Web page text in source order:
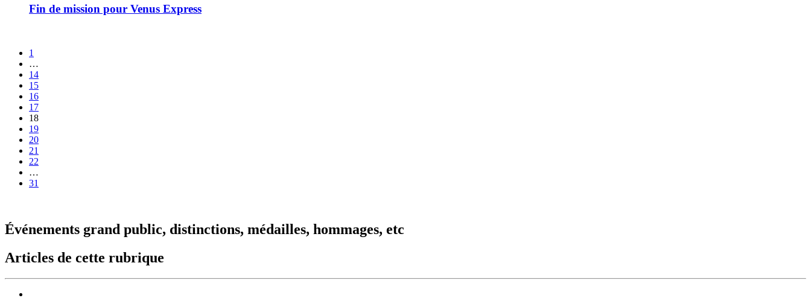
Fin de mission pour Venus Express
1
…
14
15
16
17
18
19
20
21
22
…
31
Événements grand public, distinctions, médailles, hommages, etc
Articles de cette rubrique